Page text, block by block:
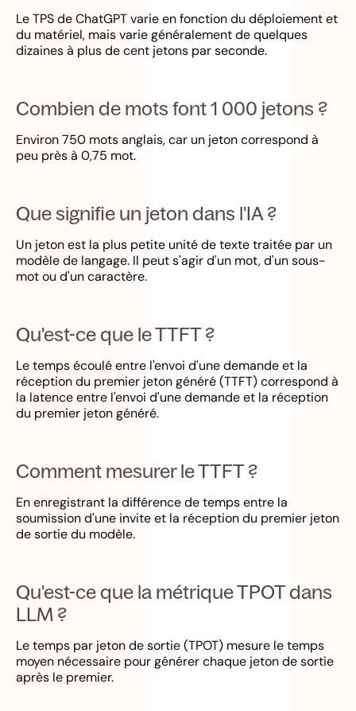
Le TPS de ChatGPT varie en fonction du déploiement et
du matériel, mais varie généralement de quelques
dizaines à plus de cent jetons par seconde.
Combien de mots font 1 000 jetons ?
Environ 750 mots anglais, car un jeton correspond à
peu près à 0,75 mot.
Que signifie un jeton dans l'IA ?
Un jeton est la plus petite unité de texte traitée par un
modèle de langage. Il peut s'agir d'un mot, d'un sous-
mot ou d'un caractère.
Qu'est-ce que le TTFT ?
Le temps écoulé entre l'envoi d'une demande et la
réception du premier jeton généré (TTFT) correspond à
la latence entre l'envoi d'une demande et la réception
du premier jeton généré.
Comment mesurer le TTFT ?
En enregistrant la différence de temps entre la
soumission d'une invite et la réception du premier jeton
de sortie du modèle.
Qu'est-ce que la métrique TPOT dans
LLM ?
Le temps par jeton de sortie (TPOT) mesure le temps
moyen nécessaire pour générer chaque jeton de sortie
après le premier.